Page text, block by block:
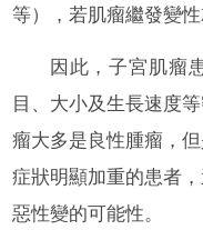
等），若肌瘤繼發變
因此，子宮肌瘤
目、大小及生長速度
瘤大多是良性腫瘤，
症狀明顯加重的患者
惡性變的可能性。